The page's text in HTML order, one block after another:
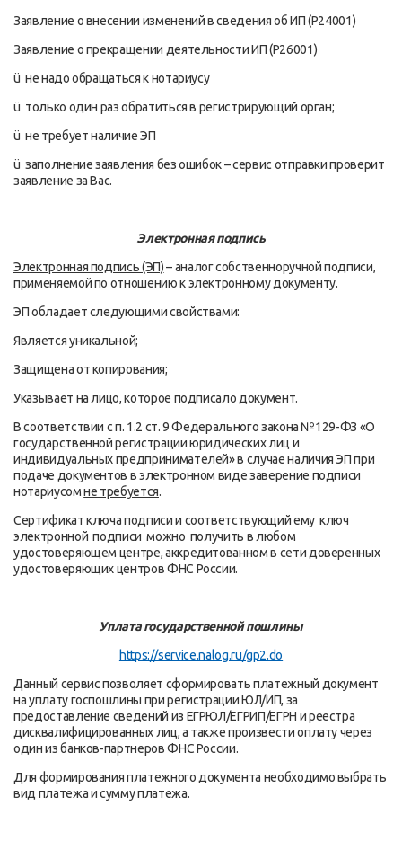
Заявление о внесении изменений в сведения об ИП (Р24001)
Заявление о прекращении деятельности ИП (Р26001)
ü не надо обращаться к нотариусу
ü только один раз обратиться в регистрирующий орган;
ü не требует наличие ЭП
ü заполнение заявления без ошибок – сервис отправки проверит
заявление за Вас.
Электронная подпись
Электронная подпись (ЭП)– аналог собственноручной подписи,
применяемой по отношению к электронному документу.
ЭП обладает следующими свойствами:
Является уникальной;
Защищена от копирования;
Указывает на лицо, которое подписало документ.
В соответствии с п. 1.2 ст. 9 Федерального закона №129-ФЗ «О
государственной регистрации юридических лиц и
индивидуальных предпринимателей» в случае наличия ЭП при
подаче документов в электронном виде заверение подписи
нотариусомне требуется.
Сертификат ключа подписи и соответствующий ему ключ
электронной подписи можно получить в любом
удостоверяющем центре, аккредитованном в сети доверенных
удостоверяющих центров ФНС России.
Уплата государственной пошлины
https://service.nalog.ru/gp2.do
Данный сервис позволяет сформировать платежный документ
на уплату госпошлины при регистрации ЮЛ/ИП, за
предоставление сведений из ЕГРЮЛ/ЕГРИП/ЕГРН и реестра
дисквалифицированных лиц, а также произвести оплату через
один из банков-партнеров ФНС России.
Для формирования платежного документа необходимо выбрать
вид платежа и сумму платежа.